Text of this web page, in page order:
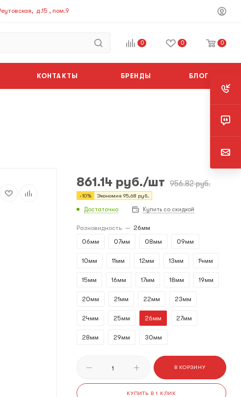
д.15 , пом.9
0 0 0
КОНТАКТЫ БРЕНДЫ БЛОГ
861.14 руб./шт 956.82руб.
-10% Экономия 95.68 руб.
Достаточно Купить со скидкой
Разновидность — 26мм
06мм
07мм 08мм 09мм
10мм 11мм 12мм 13мм 14мм
15мм 16мм 17мм 18мм 19мм
20мм 21мм 22мм 23мм
24мм 25мм 26мм 27мм
28мм 29мм 30мм
В КОРЗИНУ
КУПИТЬ В 1 КЛИК